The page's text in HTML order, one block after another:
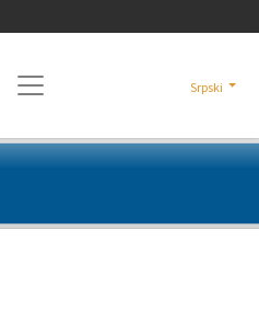
Srpski